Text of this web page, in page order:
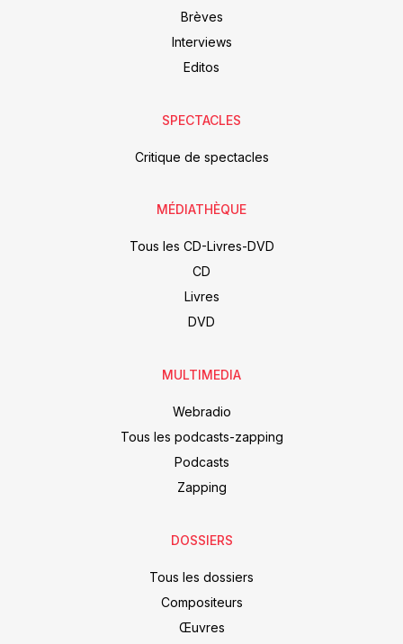
Brèves
Interviews
Editos
SPECTACLES
Critique de spectacles
MÉDIATHÈQUE
Tous les CD-Livres-DVD
CD
Livres
DVD
MULTIMEDIA
Webradio
Tous les podcasts-zapping
Podcasts
Zapping
DOSSIERS
Tous les dossiers
Compositeurs
Œuvres